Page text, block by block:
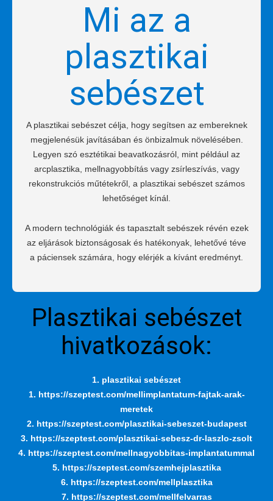
Mi az a
plasztikai
sebészet
A plasztikai sebészet célja, hogy segítsen az embereknek
megjelenésük javításában és önbizalmuk növelésében.
Legyen szó esztétikai beavatkozásról, mint például az
arcplasztika, mellnagyobbítás vagy zsírleszívás, vagy
rekonstrukciós műtétekről, a plasztikai sebészet számos
lehetőséget kínál.
A modern technológiák és tapasztalt sebészek révén ezek
az eljárások biztonságosak és hatékonyak, lehetővé téve
a páciensek számára, hogy elérjék a kívánt eredményt.
Plasztikai sebészet
hivatkozások:
1. plasztikai sebészet
1. https://szeptest.com/mellimplantatum-fajtak-arak-
meretek
2. https://szeptest.com/plasztikai-sebeszet-budapest
3. https://szeptest.com/plasztikai-sebesz-dr-laszlo-zsolt
4. https://szeptest.com/mellnagyobbitas-implantatummal
5. https://szeptest.com/szemhejplasztika
6. https://szeptest.com/mellplasztika
7. https://szeptest.com/mellfelvarras